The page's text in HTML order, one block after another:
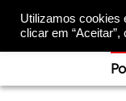
Utilizamos cookies
clicar em